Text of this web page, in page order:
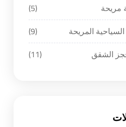
مريحة
(5)
المريحة
(9)
الشقق
(11)